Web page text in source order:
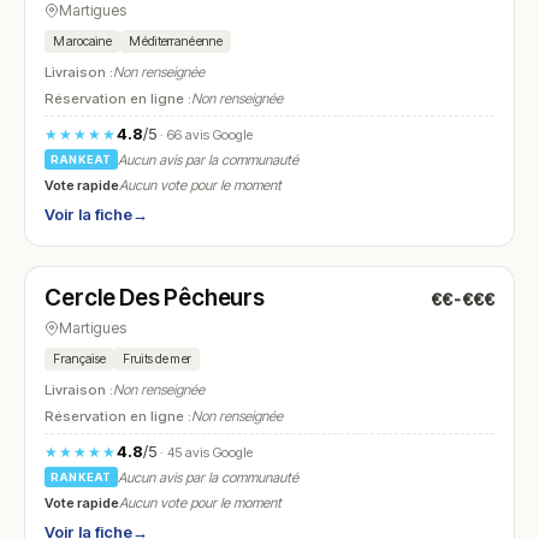
Martigues
Marocaine Méditerranéenne
Livraison :Non renseignée
Réservation en ligne :Non renseignée
★★★★★4.8/5· 66 avis Google
RANKEAT
Aucun avis par la communauté
Vote rapideAucun vote pour le moment
Voir la fiche→
N° 11
Cercle Des Pêcheurs €€-€€€
Martigues
Française Fruits de mer
Livraison :Non renseignée
Réservation en ligne :Non renseignée
★★★★★4.8/5· 45 avis Google
RANKEAT
Aucun avis par la communauté
Vote rapideAucun vote pour le moment
Voir la fiche→